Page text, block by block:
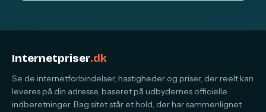
Internetpriser.dk
Se de internetforbindelser, hastigheder og priser, der reelt kan
leveres på din adresse, baseret på udbydernes officielle
indberetninger. Bag sitet står et hold, der har sammenlignet